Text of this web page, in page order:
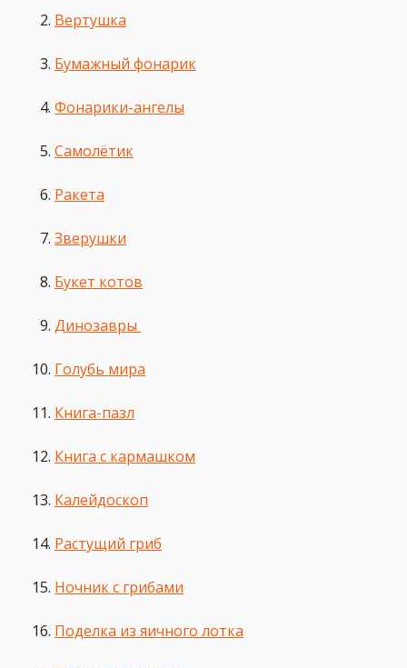
Вертушка
Бумажный фонарик
Фонарики-ангелы
Самолётик
Ракета
Зверушки
Букет котов
Динозавры
Голубь мира
Книга-пазл
Книга с кармашком
Калейдоскоп
Растущий гриб
Ночник с грибами
Поделка из яичного лотка